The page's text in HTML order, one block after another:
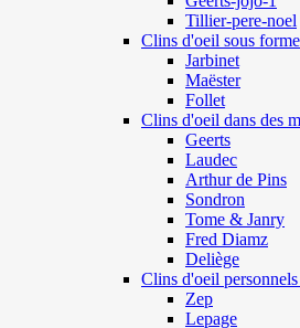
Tillier-pere-noel
Clins d'oeil sous
Jarbinet
Maëster
Follet
Clins d'oeil dans des
Geerts
Laudec
Arthur de Pins
Sondron
Tome & Janry
Fred Diamz
Deliège
Clins d'oeil
Zep
Lepage